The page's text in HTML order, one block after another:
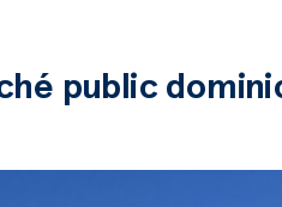
public